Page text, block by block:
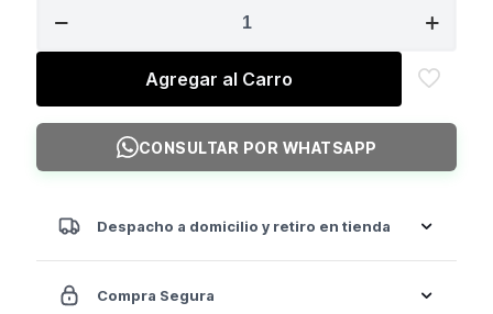
$2.150.000.
Hip
cantidad
Agregar al Carro
CONSULTAR POR WHATSAPP
Despacho a domicilio y retiro en tienda
Compra Segura